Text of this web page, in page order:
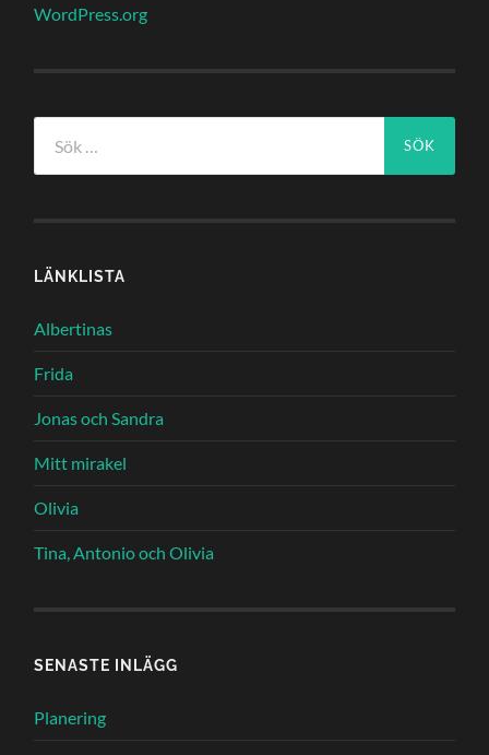
WordPress.org
efter:
LÄNKLISTA
Albertinas
Frida
Jonas och Sandra
Mitt mirakel
Olivia
Tina, Antonio och Olivia
SENASTE INLÄGG
Planering